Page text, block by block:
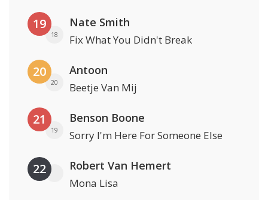
19
18
Nate Smith
Fix What You Didn't Break
20
20
Antoon
Beetje Van Mij
21
19
Benson Boone
Sorry I'm Here For Someone Else
22 Robert Van Hemert
Mona Lisa